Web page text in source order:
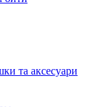
та аксесуари